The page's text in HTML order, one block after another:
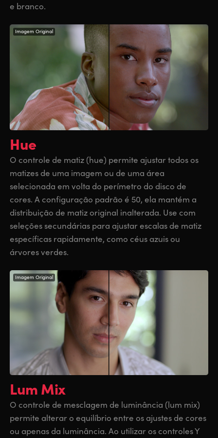
e branco.
Imagem Original
Hue
O controle de matiz (hue) permite ajustar todos os
matizes de uma imagem ou de uma área
selecionada em volta do perímetro do disco de
cores. A configuração padrão é 50, ela mantém a
distribuição de matiz original inalterada. Use com
seleções secundárias para ajustar escalas de matiz
específicas rapidamente, como céus azuis ou
árvores verdes.
Imagem Original
Lum Mix
O controle de mesclagem de luminância (lum mix)
permite alterar o equilíbrio entre os ajustes de cores
ou apenas da luminância. Ao utilizar os controles Y